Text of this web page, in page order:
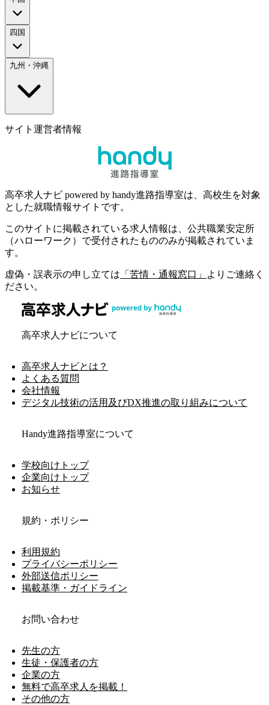
四国
九州・沖縄
サイト運営者情報
高卒求人ナビ powered by handy進路指導室は、高校生を対象
とした就職情報サイトです。
このサイトに掲載されている求人情報は、公共職業安定所
（ハローワーク）で受付されたもののみが掲載されていま
す。
虚偽・誤表示の申し立ては 「苦情・通報窓口」
よりご連絡く
ださい。
高卒求人ナビについて
高卒求人ナビとは？
よくある質問
会社情報
デジタル技術の活用及びDX推進の取り組みについて
Handy進路指導室について
学校向けトップ
企業向けトップ
お知らせ
規約・ポリシー
利用規約
プライバシーポリシー
外部送信ポリシー
掲載基準・ガイドライン
お問い合わせ
先生の方
生徒・保護者の方
企業の方
無料で高卒求人を掲載！
その他の方